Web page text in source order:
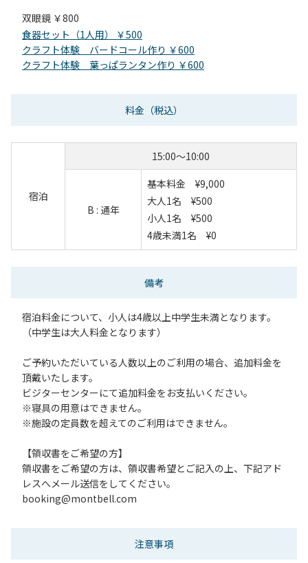
双眼鏡 ￥800
食器セット（1人用） ￥500
クラフト体験 バードコール作り ￥600
クラフト体験 葉っぱランタン作り ￥600
料金 （税込）
宿泊
15:00～10:00
B : 通年
基本料金 ¥9,000
大人1名 ¥500
小人1名 ¥500
4歳未満1名 ¥0
備考
宿泊料金について、小人は4歳以上中学生未満となります。
（中学生は大人料金となります）
ご予約いただいている人数以上のご利用の場合、追加料金を
頂戴いたします。
ビジターセンターにて追加料金をお支払いください。
※寝具の用意はできません。
※施設の定員数を超えてのご利用はできません。
【領収書をご希望の方】
領収書をご希望の方は、領収書希望とご記入の上、下記アド
レスへメール送信をしてください。
booking@montbell.com
注意事項